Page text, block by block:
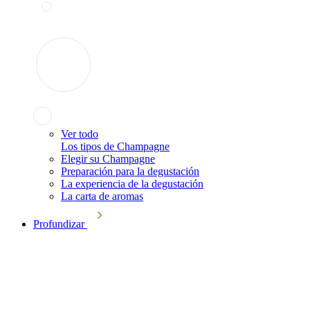
Ver todo
Los tipos de Champagne
Elegir su Champagne
Preparación para la degustación
La experiencia de la degustación
La carta de aromas
Profundizar